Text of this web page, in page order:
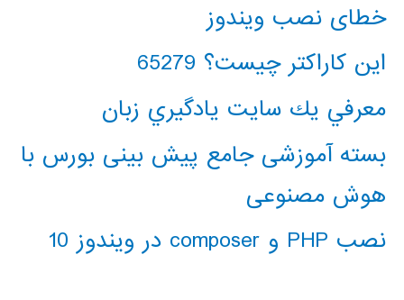
خطای نصب ویندوز
این کاراکتر چیست؟ 65279
معرفي يك سايت يادگيري زبان
بسته آموزشی جامع پیش بینی بورس با
هوش مصنوعی
نصب PHP و composer در ویندوز 10